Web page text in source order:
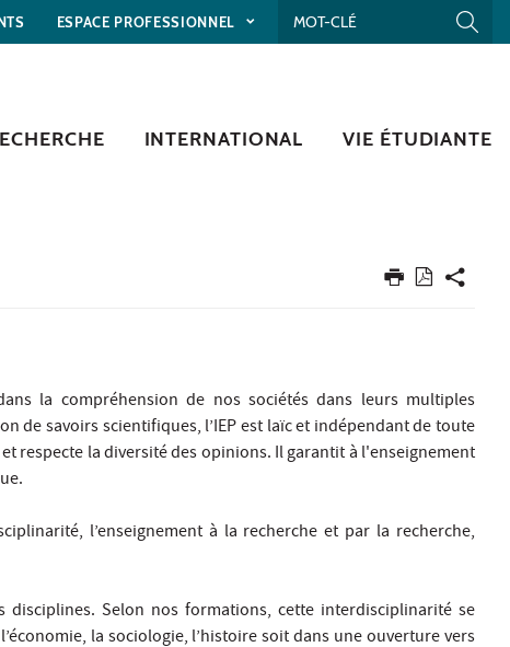
ESPACE PROFESSIONNEL
INTERNATIONAL VIE ÉTUDIANTE
la compréhension de nos sociétés dans leurs multiples
savoirs scientifiques, l’IEP est laïc et indépendant de toute
respecte la diversité des opinions. Il garantit à l'enseignement
l’enseignement à la recherche et par la recherche,
Selon nos formations, cette interdisciplinarité se
la sociologie, l’histoire soit dans une ouverture vers